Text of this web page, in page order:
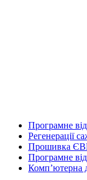
Програмне
Регенерації
Прошивка
Програмне
Комп’ютерна